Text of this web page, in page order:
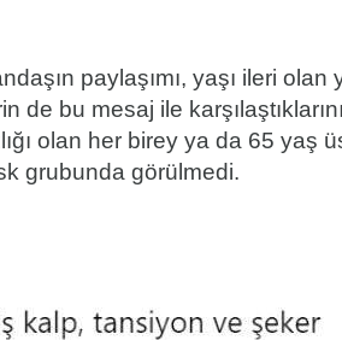
paylaşımı, yaşı ileri olan
de bu mesaj ile
olan her birey ya da 65 yaş
grubunda görülmedi.